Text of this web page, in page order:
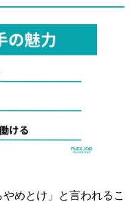
めとけ」と言われるこ